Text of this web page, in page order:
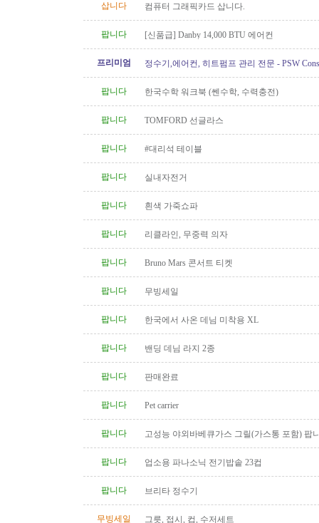
삽니다 컴퓨터 그래픽카드 삽니다.
팝니다 [신품급] Danby 14,000 BTU 에어컨
프리미엄 정수기,에어컨, 히트펌프 관리 전문 - PSW
팝니다 한국수학 워크북 (쎈수학, 수력충전)
팝니다 TOMFORD 선글라스
팝니다 #대리석 테이블
팝니다 실내자전거
팝니다 흰색 가죽쇼파
팝니다 리클라인, 무중력 의자
팝니다 Bruno Mars 콘서트 티켓
팝니다 무빙세일
팝니다 한국에서 사온 데님 미착용 XL
팝니다 밴딩 데님 라지 2종
팝니다 판매완료
팝니다 Pet carrier
팝니다 고성능 야외바베큐가스 그릴(가스통 포함) 팝
팝니다 업소용 파나소닉 전기밥솥 23컵
팝니다 브리타 정수기
무빙세일 그릇, 접시, 컵, 수저세트